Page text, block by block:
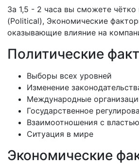
За 1,5 - 2 часа вы сможете
(Political), Экономические
оказывающие влияние на
Политические
Выборы всех уровней
Изменение
Международные
Государственное
Взаимоотношения с властью
Ситуация в мире
Экономические